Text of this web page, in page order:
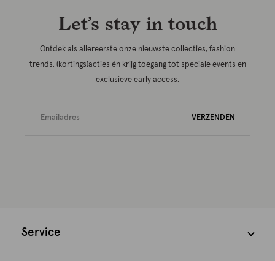
Let’s stay in touch
Ontdek als allereerste onze nieuwste collecties, fashion
trends, (kortings)acties én krijg toegang tot speciale events en
exclusieve early access.
VERZENDEN
Service